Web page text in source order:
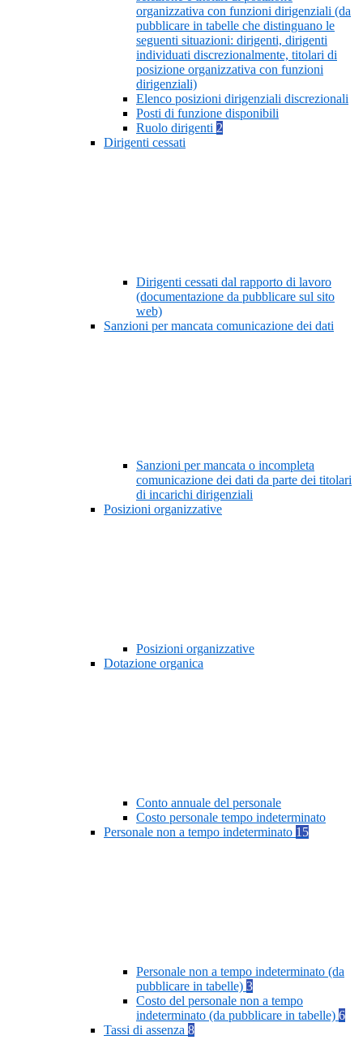
organizzativa con funzioni dirigenziali (da
pubblicare in tabelle che distinguano le
seguenti situazioni: dirigenti, dirigenti
individuati discrezionalmente, titolari di
posizione organizzativa con funzioni
dirigenziali)
Elenco posizioni dirigenziali discrezionali
Posti di funzione disponibili
Ruolo dirigenti 2
Dirigenti cessati
Dirigenti cessati dal rapporto di lavoro
(documentazione da pubblicare sul sito
web)
Sanzioni per mancata comunicazione dei dati
Sanzioni per mancata o incompleta
comunicazione dei dati da parte dei titolari
di incarichi dirigenziali
Posizioni organizzative
Posizioni organizzative
Dotazione organica
Conto annuale del personale
Costo personale tempo indeterminato
Personale non a tempo indeterminato 15
Personale non a tempo indeterminato (da
pubblicare in tabelle) 3
Costo del personale non a tempo
indeterminato (da pubblicare in tabelle) 6
Tassi di assenza 8